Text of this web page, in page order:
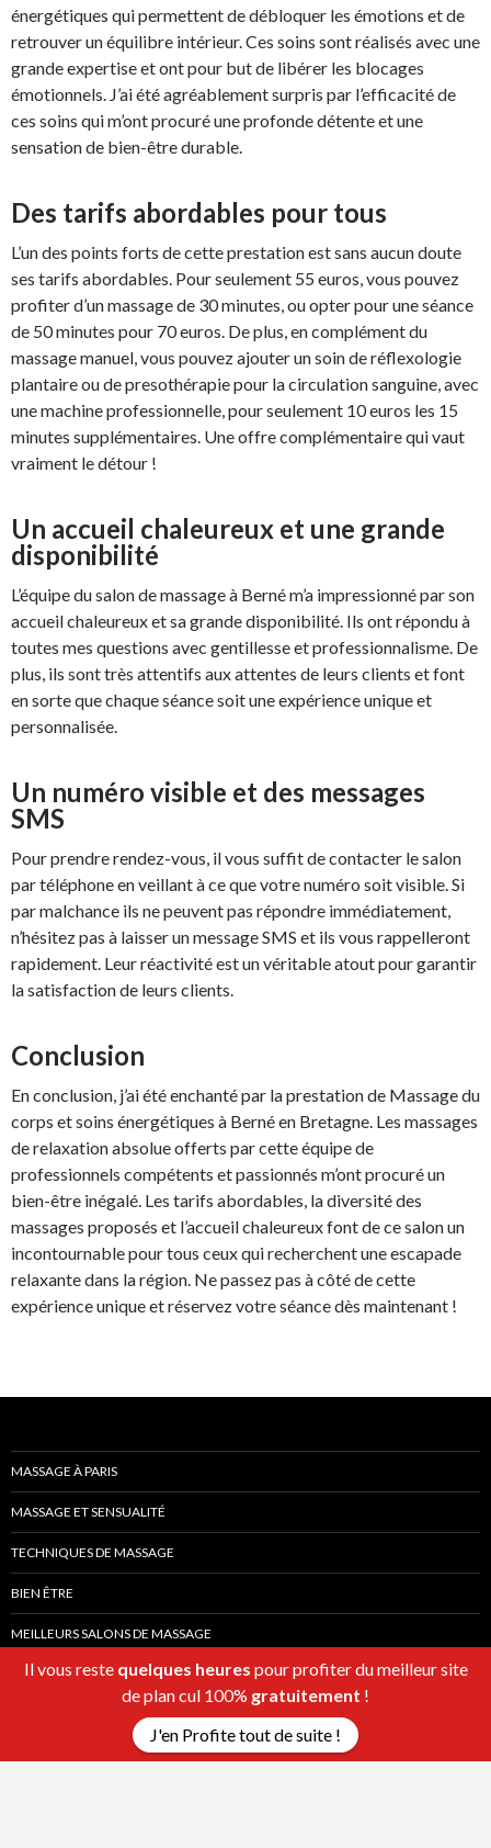
énergétiques qui permettent de débloquer les émotions et de
retrouver un équilibre intérieur. Ces soins sont réalisés avec une
grande expertise et ont pour but de libérer les blocages
émotionnels. J’ai été agréablement surpris par l’efficacité de
ces soins qui m’ont procuré une profonde détente et une
sensation de bien-être durable.
Des tarifs abordables pour tous
L’un des points forts de cette prestation est sans aucun doute
ses tarifs abordables. Pour seulement 55 euros, vous pouvez
profiter d’un massage de 30 minutes, ou opter pour une séance
de 50 minutes pour 70 euros. De plus, en complément du
massage manuel, vous pouvez ajouter un soin de réflexologie
plantaire ou de presothérapie pour la circulation sanguine, avec
une machine professionnelle, pour seulement 10 euros les 15
minutes supplémentaires. Une offre complémentaire qui vaut
vraiment le détour !
Un accueil chaleureux et une grande
disponibilité
L’équipe du salon de massage à Berné m’a impressionné par son
accueil chaleureux et sa grande disponibilité. Ils ont répondu à
toutes mes questions avec gentillesse et professionnalisme. De
plus, ils sont très attentifs aux attentes de leurs clients et font
en sorte que chaque séance soit une expérience unique et
personnalisée.
Un numéro visible et des messages
SMS
Pour prendre rendez-vous, il vous suffit de contacter le salon
par téléphone en veillant à ce que votre numéro soit visible. Si
par malchance ils ne peuvent pas répondre immédiatement,
n’hésitez pas à laisser un message SMS et ils vous rappelleront
rapidement. Leur réactivité est un véritable atout pour garantir
la satisfaction de leurs clients.
Conclusion
En conclusion, j’ai été enchanté par la prestation de Massage du
corps et soins énergétiques à Berné en Bretagne. Les massages
de relaxation absolue offerts par cette équipe de
professionnels compétents et passionnés m’ont procuré un
bien-être inégalé. Les tarifs abordables, la diversité des
massages proposés et l’accueil chaleureux font de ce salon un
incontournable pour tous ceux qui recherchent une escapade
relaxante dans la région. Ne passez pas à côté de cette
expérience unique et réservez votre séance dès maintenant !
MASSAGE À PARIS
MASSAGE ET SENSUALITÉ
TECHNIQUES DE MASSAGE
BIEN ÊTRE
MEILLEURS SALONS DE MASSAGE
Fièrement propulsé par WordPress
Il vous reste quelques heures pour profiter du meilleur site
de plan cul 100% gratuitement !
J'en Profite tout de suite !